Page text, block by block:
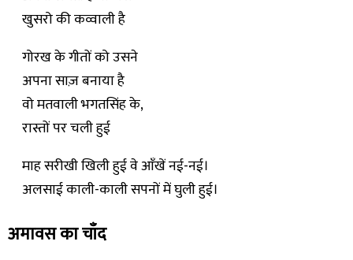
खुसरो की कव्वाली है
गोरख के गीतों को उसने
अपना साज़ बनाया है
वो मतवाली भगतसिंह के,
रास्तों पर चली हुई
माह सरीखी खिली हुई वे आँखें नई-नई।
अलसाई काली-काली सपनों में घुली हुई।
अमावस का चाँद